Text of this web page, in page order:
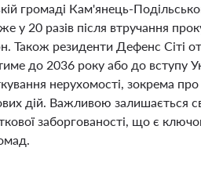
громаді Кам'янець-
у 20 разів після втручання
резиденти Дефенс Сіті
до 2036 року або до вступу
нерухомості, зокрема про
дій. Важливою залишається
заборгованості, що є